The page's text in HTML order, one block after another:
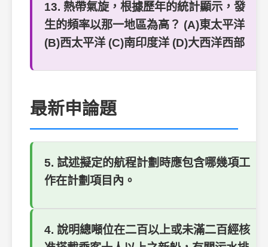
13. 熱帶氣旋，根據歷年的統計顯示，發
生的頻率以那一地區為高？ (A)東太平洋
(B)西太平洋 (C)南印度洋 (D)大西洋西部
最新申論題
5. 試述擬定的航程計劃時應包含哪幾項工
作在計劃項目內。
4. 說明總噸位在二百以上或未滿二百經核